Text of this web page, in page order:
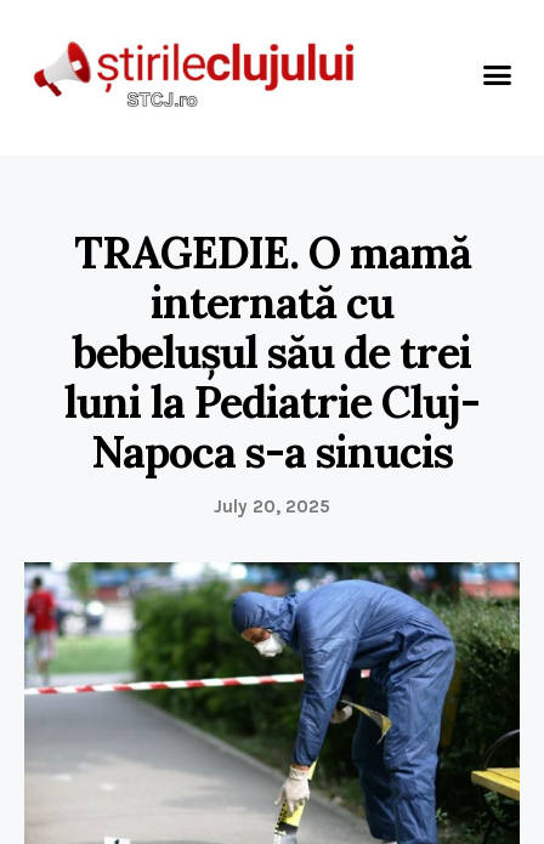
TRAGEDIE. O mamă
internată cu
bebelușul său de trei
luni la Pediatrie Cluj-
Napoca s-a sinucis
July 20, 2025